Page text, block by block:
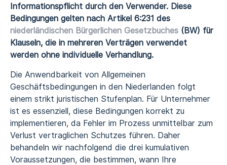
Informationspflicht durch den Verwender. Diese
Bedingungen gelten nach Artikel 6:231 des
niederländischen Bürgerlichen Gesetzbuches (BW) für
Klauseln, die in mehreren Verträgen verwendet
werden ohne individuelle Verhandlung.
Die Anwendbarkeit von Allgemeinen
Geschäftsbedingungen in den Niederlanden folgt
einem strikt juristischen Stufenplan. Für Unternehmer
ist es essenziell, diese Bedingungen korrekt zu
implementieren, da Fehler im Prozess unmittelbar zum
Verlust vertraglichen Schutzes führen. Daher
behandeln wir nachfolgend die drei kumulativen
Voraussetzungen, die bestimmen, wann Ihre